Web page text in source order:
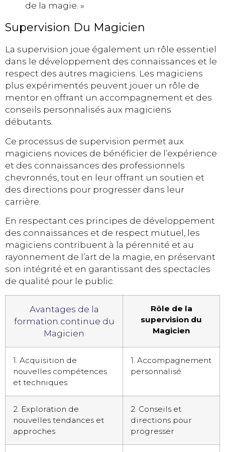
de la magie. »
Supervision Du Magicien
La supervision joue également un rôle essentiel
dans le développement des connaissances et le
respect des autres magiciens. Les magiciens
plus expérimentés peuvent jouer un rôle de
mentor en offrant un accompagnement et des
conseils personnalisés aux magiciens
débutants.
Ce processus de supervision permet aux
magiciens novices de bénéficier de l’expérience
et des connaissances des professionnels
chevronnés, tout en leur offrant un soutien et
des directions pour progresser dans leur
carrière.
En respectant ces principes de développement
des connaissances et de respect mutuel, les
magiciens contribuent à la pérennité et au
rayonnement de l’art de la magie, en préservant
son intégrité et en garantissant des spectacles
de qualité pour le public.
Avantages de la
formation continue du
Magicien
Rôle de la
supervision du
Magicien
1. Acquisition de
nouvelles compétences
et techniques
1. Accompagnement
personnalisé
2. Exploration de
nouvelles tendances et
approches
2. Conseils et
directions pour
progresser